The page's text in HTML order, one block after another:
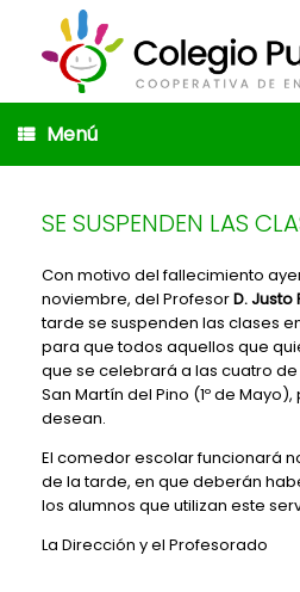
contenido
Menú
SE SUSPENDEN LAS
Con motivo del fallecimiento
noviembre, del ProfesorD.
tarde se suspenden las clases en
para que todos aquellos que
que se celebrará a las cuatro
San Martín del Pino (1º de
desean.
El comedor escolar funcionará
de la tarde, en que deberán
los alumnos que utilizan este
La Dirección y el Profesorado